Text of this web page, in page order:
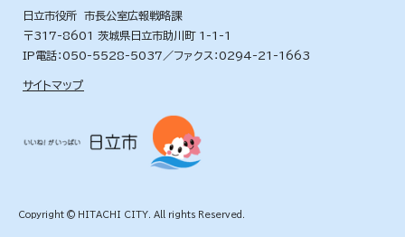
日立市役所 市長公室広報戦略課
〒317-8601 茨城県日立市助川町 1-1-1
IP電話：050-5528-5037／ファクス：0294-21-1663
サイトマップ
Copyright © HITACHI CITY. All rights Reserved.